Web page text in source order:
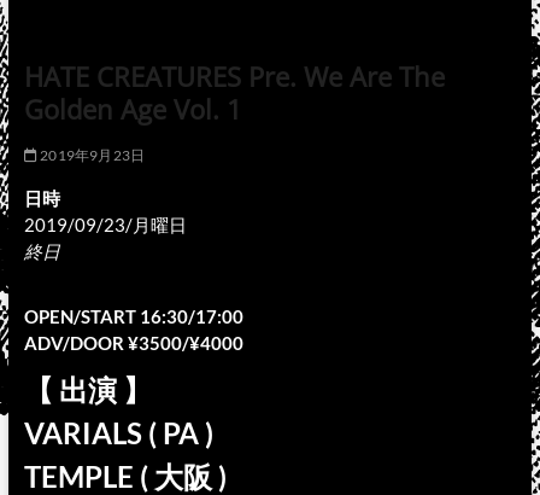
HATE CREATURES Pre. We Are The
Golden Age Vol. 1
2019年9月23日
日時
2019/09/23/月曜日
終日
OPEN/START 16:30/17:00
ADV/DOOR ¥3500/¥4000
【 出演 】
VARIALS ( PA )
TEMPLE ( 大阪 )